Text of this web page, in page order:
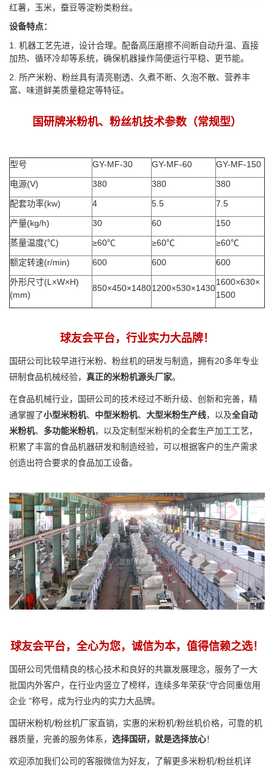
红薯，玉米，蚕豆等淀粉类粉丝。
设备特点：
1. 机器工艺先进，设计合理。配备高压磨擦不间断自动升温、直接
加热、循环冷却等系统，确保机器操作简便运行平稳、更节能。
2. 所产米粉、粉丝具有清亮剔透、久煮不断、久泡不散、营养丰
富、味道鲜美质量稳定等特征。
国研牌米粉机、粉丝机技术参数（常规型）
型号 GY-MF-30 GY-MF-60
GY-MF-150
电源(V)
380 380
380
配套功率(kw)
4 5.5
7.5
产量(kg/h)
30 60
150
蒸量温度(℃)
≥60℃ ≥60℃
≥60℃
额定转速(r/min)
600 600
600
外形尺寸(L×W×H)
(mm)
850×450×14801200×530×1430
1600×630×
1500
球友会平台，行业实力大品牌！
国研公司比较早进行米粉、粉丝机的研发与制造，拥有20多年专业
研制食品机械经验， 真正的米粉机源头厂家。
在食品机械行业，国研公司的技术经过不断升级、创新和完善，精
通掌握了小型米粉机、 中型米粉机、 大型米粉生产线，以及全自动
米粉机、 多功能米粉机，以及定制型米粉机的全套生产加工工艺，
积累了丰富的食品机器研发和制造经验，可以根据客户的生产需求
创造出符合要求的食品加工设备。
球友会平台，全心为您，诚信为本，值得信赖之选！
国研公司凭借精良的核心技术和良好的共赢发展理念，服务了一大
批国内外客户，在行业内竖立了榜样，连续多年荣获“守合同重信用
企业 ”称号，成为行业内的实力大品牌。
国研米粉机/粉丝机厂家直销，实惠的米粉机/粉丝机价格，可靠的机
器质量，完善的服务体系， 选择国研，就是选择放心！
欢迎添加我们公司的客服微信为好友，了解更多米粉机/粉丝机详